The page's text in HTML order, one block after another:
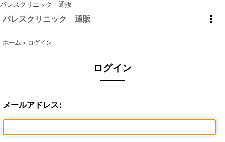
パレスクリニック 通販
パレスクリニック 通販
ホーム > ログイン
ログイン
メールアドレス: